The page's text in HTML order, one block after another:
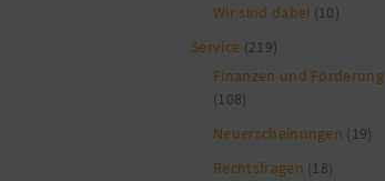
Wir sind dabei (10)
Service (219)
Finanzen und Förderung
(108)
Neuerscheinungen (19)
Rechtsfragen (18)